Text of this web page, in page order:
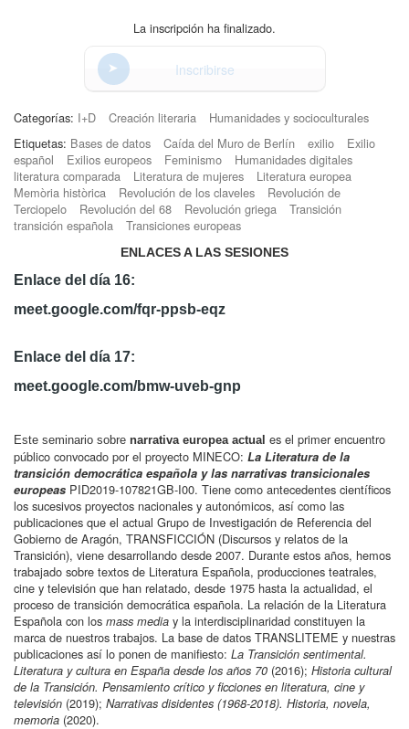
La inscripción ha finalizado.
Inscribirse
Categorías: I+D Creación literaria
Humanidades y socioculturales
Etiquetas: Bases de datos Caída del Muro de Berlín exilio
Exilio
español
Exilios europeos Feminismo
Humanidades digitales
literatura comparada
Literatura de mujeres
Literatura europea
Memòria històrica
Revolución de los claveles
Revolución de
Terciopelo
Revolución del 68 Revolución griega
Transición
transición española
Transiciones europeas
ENLACES A LAS SESIONES
Enlace del día 16:
meet.google.com/fqr-ppsb-eqz
Enlace del día 17:
meet.google.com/bmw-uveb-gnp
Este seminario sobre narrativa europea actual es el primer encuentro
público convocado por el proyecto MINECO: La Literatura de la
transición democrática española y las narrativas transicionales
europeas PID2019-107821GB-I00. Tiene como antecedentes científicos
los sucesivos proyectos nacionales y autonómicos, así como las
publicaciones que el actual Grupo de Investigación de Referencia del
Gobierno de Aragón, TRANSFICCIÓN (Discursos y relatos de la
Transición), viene desarrollando desde 2007. Durante estos años, hemos
trabajado sobre textos de Literatura Española, producciones teatrales,
cine y televisión que han relatado, desde 1975 hasta la actualidad, el
proceso de transición democrática española. La relación de la Literatura
Española con los mass media y la interdisciplinaridad constituyen la
marca de nuestros trabajos. La base de datos TRANSLITEME y nuestras
publicaciones así lo ponen de manifiesto: La Transición sentimental.
Literatura y cultura en España desde los años 70 (2016); Historia cultural
de la Transición. Pensamiento crítico y ficciones en literatura, cine y
televisión (2019); Narrativas disidentes (1968-2018). Historia, novela,
memoria (2020).